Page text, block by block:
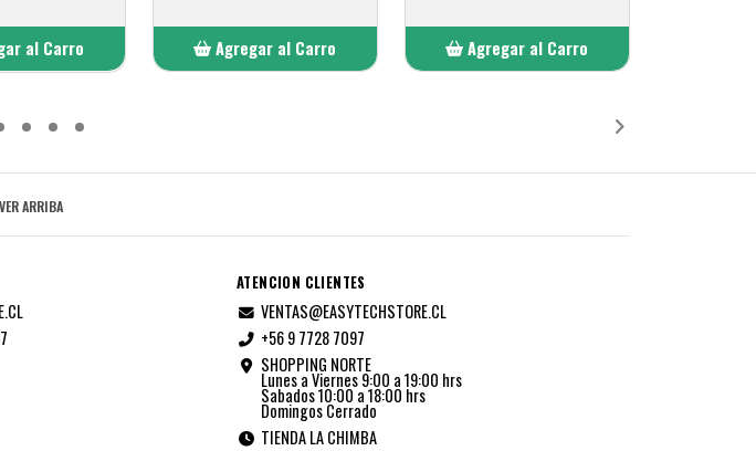
al Carro
Agregar al Carro
Agregar al Carro
ARRIBA
ATENCION CLIENTES
VENTAS@EASYTECHSTORE.CL
+56 9 7728 7097
SHOPPING NORTE
Lunes a Viernes 9:00 a 19:00 hrs
Sabados 10:00 a 18:00 hrs
Domingos Cerrado
TIENDA LA CHIMBA